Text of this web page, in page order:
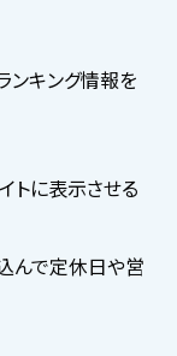
ンキング情報を
トに表示させる
んで定休日や営